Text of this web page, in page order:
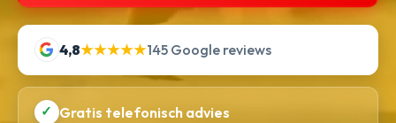
4,8★★★★★145 Google reviews
✓ Gratis telefonisch advies